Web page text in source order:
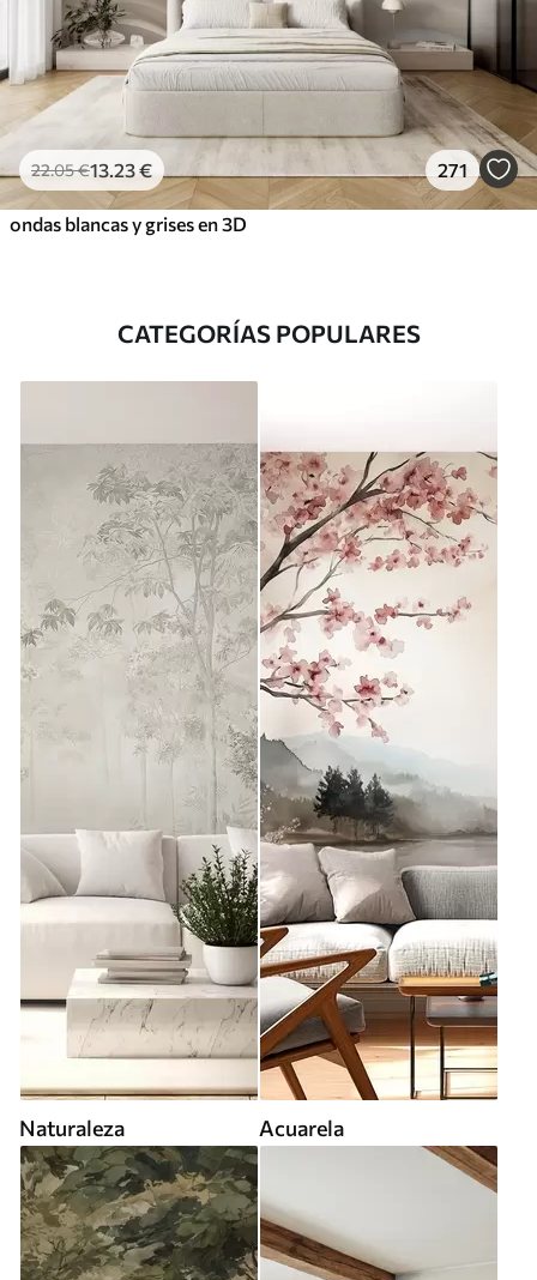
22.05€13.23€ 271
ondas blancas y grises en 3D
CATEGORÍAS POPULARES
Naturaleza Acuarela